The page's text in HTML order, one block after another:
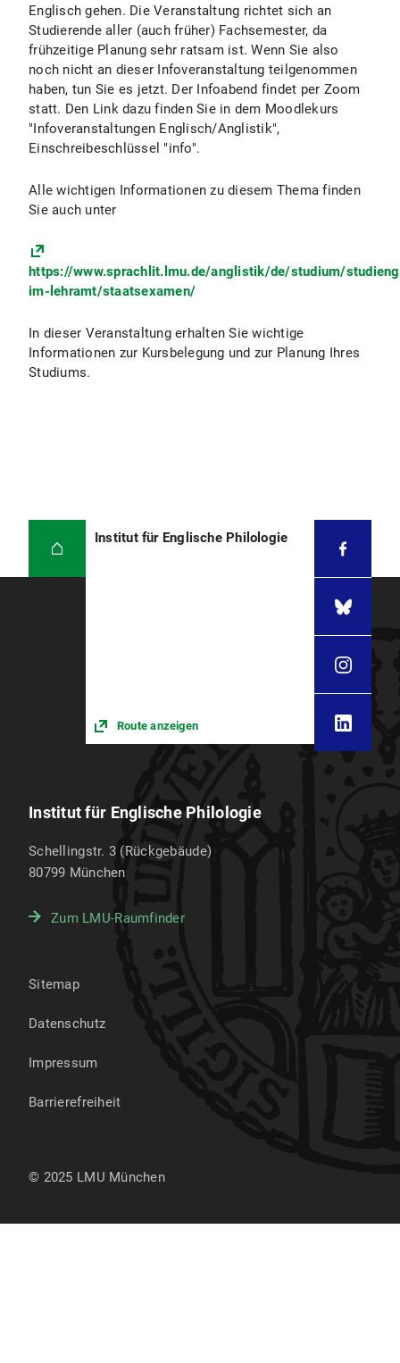
Englisch gehen. Die Veranstaltung richtet sich an
Studierende aller (auch früher) Fachsemester, da
frühzeitige Planung sehr ratsam ist. Wenn Sie also
noch nicht an dieser Infoveranstaltung teilgenommen
haben, tun Sie es jetzt. Der Infoabend findet per Zoom
statt. Den Link dazu finden Sie in dem Moodlekurs
"Infoveranstaltungen Englisch/Anglistik",
Einschreibeschlüssel "info".
Alle wichtigen Informationen zu diesem Thema finden
Sie auch unter
https://www.sprachlit.lmu.de/anglistik/de/studium/
im-lehramt/staatsexamen/
In dieser Veranstaltung erhalten Sie wichtige
Informationen zur Kursbelegung und zur Planung Ihres
Studiums.
Institut für Englische Philologie
Route anzeigen
Institut für Englische Philologie
Schellingstr. 3 (Rückgebäude)
80799 München
Zum LMU-Raumfinder
Sitemap
Datenschutz
Impressum
Barrierefreiheit
© 2025 LMU München